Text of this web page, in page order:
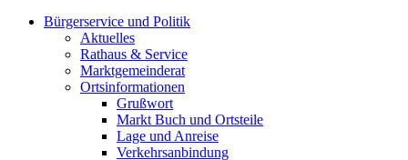
Bürgerservice und Politik
Aktuelles
Rathaus & Service
Marktgemeinderat
Ortsinformationen
Grußwort
Markt Buch und Ortsteile
Lage und Anreise
Verkehrsanbindung